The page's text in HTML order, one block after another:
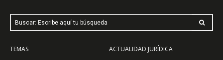
Buscar: Escribe aquí tu búsqueda
TEMAS
ACTUALIDAD JURÍDICA